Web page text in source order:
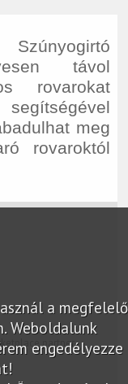
távol
rovarokat
meg
rovaroktól
a megfelelő
Weboldalunk
engedélyezze
partner